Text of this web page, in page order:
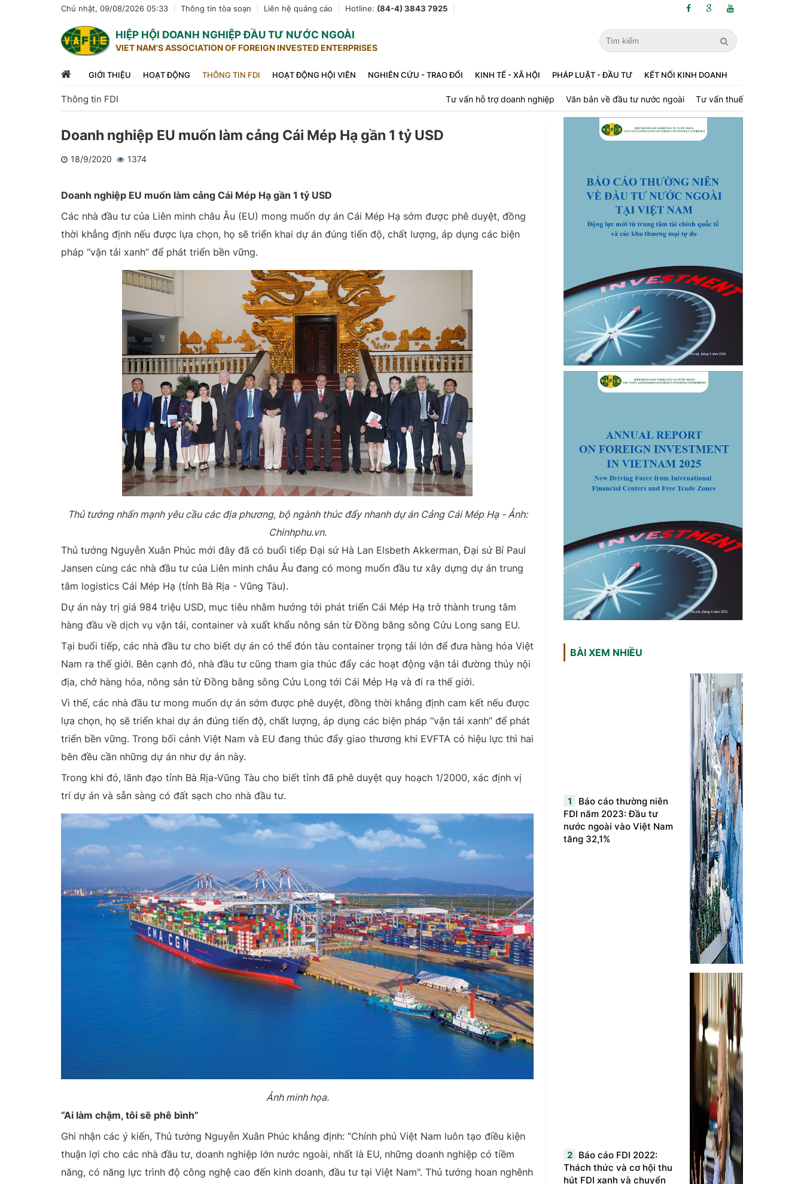
Chủ nhật, 09/08/2026 05:33 Thông tin tòa soạn Liên hệ quảng cáo Hotline: (84-4) 3843 7925
HIỆP HỘI DOANH NGHIỆP ĐẦU TƯ NƯỚC NGOÀI
VIET NAM'S ASSOCIATION OF FOREIGN INVESTED ENTERPRISES
GIỚI THIỆU HOẠT ĐỘNG THÔNG TIN FDI HOẠT ĐỘNG HỘI VIÊN NGHIÊN CỨU - TRAO ĐỔI KINH TẾ - XÃ HỘI PHÁP LUẬT - ĐẦU TƯ KẾT NỐI KINH DOANH
Thông tin FDI Tư vấn hỗ trợ doanh nghiệp Văn bản về đầu tư nước ngoài Tư vấn thuế
Doanh nghiệp EU muốn làm cảng Cái Mép Hạ gần 1 tỷ USD
18/9/2020
1374
Doanh nghiệp EU muốn làm cảng Cái Mép Hạ gần 1 tỷ USD
Các nhà đầu tư của Liên minh châu Âu (EU) mong muốn dự án Cái Mép Hạ sớm được phê duyệt, đồng
thời khẳng định nếu được lựa chọn, họ sẽ triển khai dự án đúng tiến độ, chất lượng, áp dụng các biện
pháp “vận tải xanh” để phát triển bền vững.
Thủ tướng nhấn mạnh yêu cầu các địa phương, bộ ngành thúc đẩy nhanh dự án Cảng Cái Mép Hạ - Ảnh:
Chinhphu.vn.
Thủ tướng Nguyễn Xuân Phúc mới đây đã có buổi tiếp Đại sứ Hà Lan Elsbeth Akkerman, Đại sứ Bỉ Paul
Jansen cùng các nhà đầu tư của Liên minh châu Âu đang có mong muốn đầu tư xây dựng dự án trung
tâm logistics Cái Mép Hạ (tỉnh Bà Rịa - Vũng Tàu).
Dự án này trị giá 984 triệu USD, mục tiêu nhằm hướng tới phát triển Cái Mép Hạ trở thành trung tâm
hàng đầu về dịch vụ vận tải, container và xuất khẩu nông sản từ Đồng bằng sông Cửu Long sang EU.
Tại buổi tiếp, các nhà đầu tư cho biết dự án có thể đón tàu container trọng tải lớn để đưa hàng hóa Việt
Nam ra thế giới. Bên cạnh đó, nhà đầu tư cũng tham gia thúc đẩy các hoạt động vận tải đường thủy nội
địa, chở hàng hóa, nông sản từ Đồng bằng sông Cửu Long tới Cái Mép Hạ và đi ra thế giới.
Vì thế, các nhà đầu tư mong muốn dự án sớm được phê duyệt, đồng thời khẳng định cam kết nếu được
lựa chọn, họ sẽ triển khai dự án đúng tiến độ, chất lượng, áp dụng các biện pháp “vận tải xanh” để phát
triển bền vững. Trong bối cảnh Việt Nam và EU đang thúc đẩy giao thương khi EVFTA có hiệu lực thì hai
bên đều cần những dự án như dự án này.
Trong khi đó, lãnh đạo tỉnh Bà Rịa-Vũng Tàu cho biết tỉnh đã phê duyệt quy hoạch 1/2000, xác định vị
trí dự án và sẵn sàng có đất sạch cho nhà đầu tư.
Ảnh minh họa.
“Ai làm chậm, tôi sẽ phê bình”
Ghi nhận các ý kiến, Thủ tướng Nguyễn Xuân Phúc khẳng định: “Chính phủ Việt Nam luôn tạo điều kiện
thuận lợi cho các nhà đầu tư, doanh nghiệp lớn nước ngoài, nhất là EU, những doanh nghiệp có tiềm
năng, có năng lực trình độ công nghệ cao đến kinh doanh, đầu tư tại Việt Nam". Thủ tướng hoan nghênh
BÀI XEM NHIỀU
1
Báo cáo thường niên
FDI năm 2023: Đầu tư
nước ngoài vào Việt Nam
tăng 32,1%
2
Báo cáo FDI 2022:
Thách thức và cơ hội thu
hút FDI xanh và chuyển